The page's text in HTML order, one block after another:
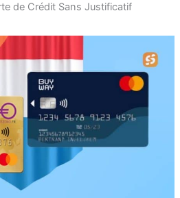
de Crédit Sans Justificatif